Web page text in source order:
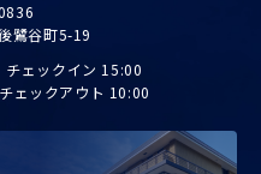
鷺谷町5-19
チェックイン 15:00
チェックアウト 10:00